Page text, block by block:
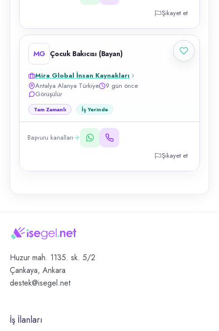
Şikayet et
MG Çocuk Bakıcısı (Bayan)
Mira Global İnsan Kaynakları
Antalya Alanya Türkiye
9 gün önce
Görüşülür
Tam Zamanlı İş Yerinde
Başvuru kanalları
Şikayet et
Huzur mah. 1135. sk. 5/2
Çankaya, Ankara
destek@isegel.net
İş İlanları